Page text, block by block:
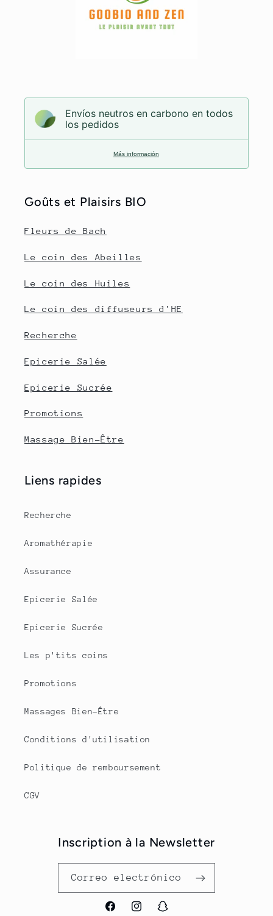
Envíos neutros en carbono en todos
los pedidos
Más información
Goûts et Plaisirs BIO
Fleurs de Bach
Le coin des Abeilles
Le coin des Huiles
Le coin des diffuseurs d'HE
Recherche
Epicerie Salée
Epicerie Sucrée
Promotions
Massage Bien-Être
Liens rapides
Recherche
Aromathérapie
Assurance
Epicerie Salée
Epicerie Sucrée
Les p'tits coins
Promotions
Massages Bien-Être
Conditions d'utilisation
Politique de remboursement
CGV
Inscription à la Newsletter
Correo electrónico
FacebookInstagramSnapchat